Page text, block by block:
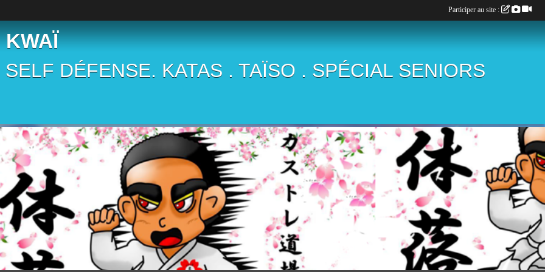
KWAÏ
DÉFENSE. KATAS . TAÏSO . SPÉCIAL SENIORS
Participer au site :